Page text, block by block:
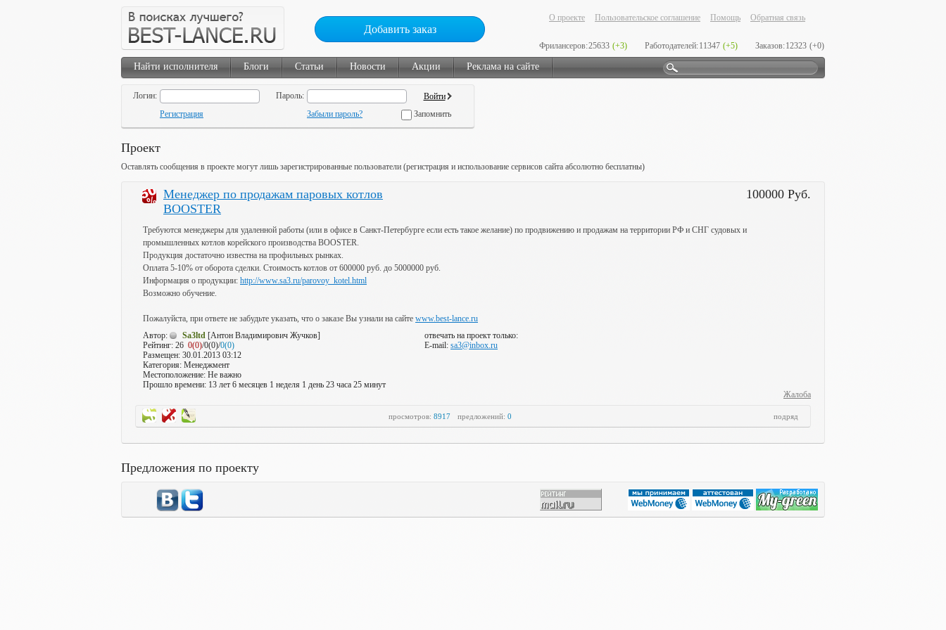
Добавить заказ
О проекте Пользовательское соглашение Помощь Обратная связь
Фрилансеров:25633 (+3) Работодателей:11347 (+5) Заказов:12323 (+0)
Найти исполнителя Блоги Статьи Новости Акции Реклама на сайте
Логин:
Пароль:
Регистрация
Забыли пароль? Запомнить
Проект
Оставлять сообщения в проекте могут лишь зарегистрированные пользователи (регистрация и использование сервисов сайта абсолютно бесплатны)
Менеджер по продажам паровых котлов
BOOSTER
100000 Руб.
Требуются менеджеры для удаленной работы (или в офисе в Санкт-Петербурге если есть такое желание) по продвижению и продажам на территории РФ и СНГ судовых и
промышленных котлов корейского производства BOOSTER.
Продукция достаточно известна на профильных рынках.
Оплата 5-10% от оборота сделки. Стоимость котлов от 600000 руб. до 5000000 руб.
Информация о продукции: http://www.sa3.ru/parovoy_kotel.html
Возможно обучение.
Пожалуйста, при ответе не забудьте указать, что о заказе Вы узнали на сайте www.best-lance.ru
Автор:
Sa3ltd [Антон Владимирович Жучков]
Рейтинг: 26 0(0)/0(0)/0(0)
Размещен: 30.01.2013 03:12
Категория: Менеджмент
Местоположение: Не важно
Прошло времени: 13 лет 6 месяцев 1 неделя 1 день 23 часа 25 минут
отвечать на проект только:
E-mail: sa3@inbox.ru
Жалоба
просмотров: 8917 предложений: 0 подряд
Предложения по проекту